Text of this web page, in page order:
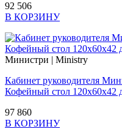
92 506
В КОРЗИНУ
Министри | Ministry
Кабинет руководителя
Кофейный стол 120x60x42
97 860
В КОРЗИНУ